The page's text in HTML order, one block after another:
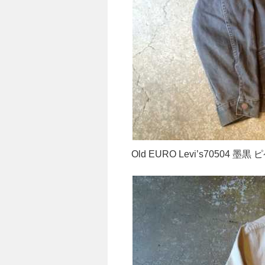
Old EURO Levi’s70504 墨黒